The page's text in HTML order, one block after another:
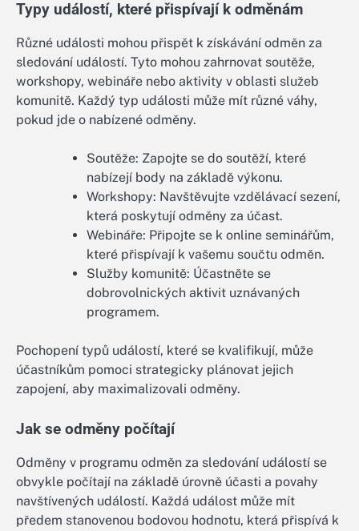
Typy událostí, které přispívají k odměnám
Různé události mohou přispět k získávání odměn za
sledování událostí. Tyto mohou zahrnovat soutěže,
workshopy, webináře nebo aktivity v oblasti služeb
komunitě. Každý typ události může mít různé váhy,
pokud jde o nabízené odměny.
Soutěže: Zapojte se do soutěží, které
nabízejí body na základě výkonu.
Workshopy: Navštěvujte vzdělávací sezení,
která poskytují odměny za účast.
Webináře: Připojte se k online seminářům,
které přispívají k vašemu součtu odměn.
Služby komunitě: Účastněte se
dobrovolnických aktivit uznávaných
programem.
Pochopení typů událostí, které se kvalifikují, může
účastníkům pomoci strategicky plánovat jejich
zapojení, aby maximalizovali odměny.
Jak se odměny počítají
Odměny v programu odměn za sledování událostí se
obvykle počítají na základě úrovně účasti a povahy
navštívených událostí. Každá událost může mít
předem stanovenou bodovou hodnotu, která přispívá k